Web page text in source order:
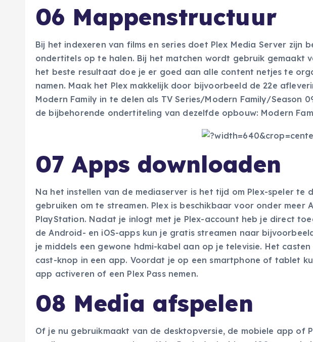
06 Mappenstructuur
Bij het indexeren van films en series doet Plex Media Server zijn
ondertitels op te halen. Bij het matchen wordt gebruik gemaakt
het beste resultaat doe je er goed aan alle content netjes te
namen. Maak het Plex makkelijk door bijvoorbeeld de 22e
Modern Family in te delen als TV Series/Modern Family/Season
de bijbehorende ondertiteling van dezelfde opbouw: Modern
07 Apps downloaden
Na het instellen van de mediaserver is het tijd om Plex-speler
gebruiken om te streamen. Plex is beschikbaar voor onder meer
PlayStation. Nadat je inlogt met je Plex-account heb je direct
de Android- en iOS-apps kun je gratis streamen naar
je middels een gewone hdmi-kabel aan op je televisie. Het
cast-knop in een app. Voordat je op een smartphone of tablet
app activeren of een Plex Pass nemen.
08 Media afspelen
Of je nu gebruikmaakt van de desktopversie, de mobiele app of